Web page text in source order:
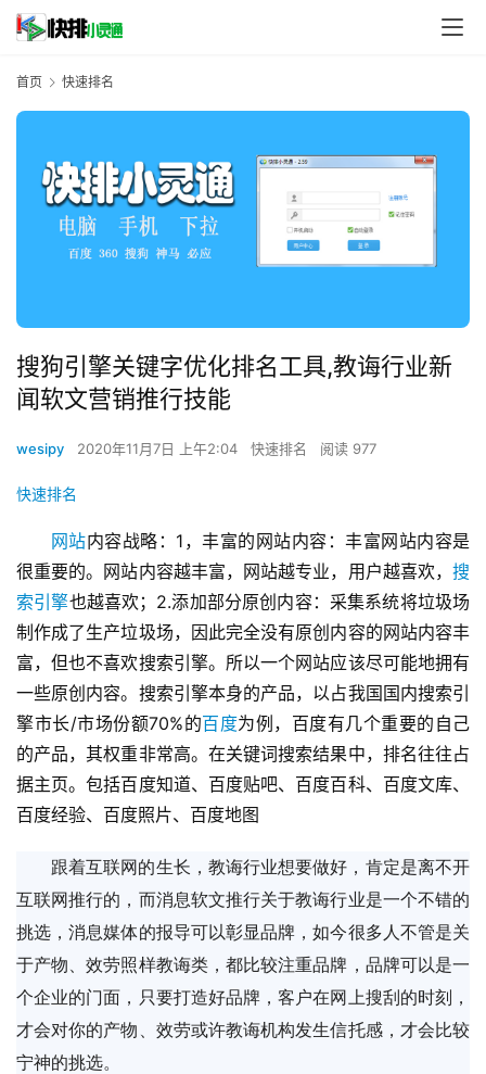
首页 快速排名
搜狗引擎关键字优化排名工具,教诲行业新
闻软文营销推行技能
wesipy 2020年11月7日 上午2:04 快速排名 阅读 977
快速排名
网站内容战略：1，丰富的网站内容：丰富网站内容是
很重要的。网站内容越丰富，网站越专业，用户越喜欢， 搜
索引擎也越喜欢；2.添加部分原创内容：采集系统将垃圾场
制作成了生产垃圾场，因此完全没有原创内容的网站内容丰
富，但也不喜欢搜索引擎。所以一个网站应该尽可能地拥有
一些原创内容。搜索引擎本身的产品，以占我国国内搜索引
擎市长/市场份额70%的百度为例，百度有几个重要的自己
的产品，其权重非常高。在关键词搜索结果中，排名往往占
据主页。包括百度知道、百度贴吧、百度百科、百度文库、
百度经验、百度照片、百度地图
跟着互联网的生长，教诲行业想要做好，肯定是离不开
互联网推行的，而消息软文推行关于教诲行业是一个不错的
挑选，消息媒体的报导可以彰显品牌，如今很多人不管是关
于产物、效劳照样教诲类，都比较注重品牌，品牌可以是一
个企业的门面，只要打造好品牌，客户在网上搜刮的时刻，
才会对你的产物、效劳或许教诲机构发生信托感，才会比较
宁神的挑选。